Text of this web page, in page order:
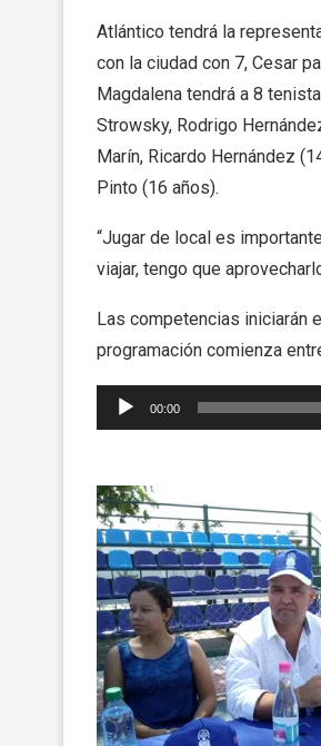
Atlántico tendrá la
con la ciudad con 7, Cesar
Magdalena tendrá a 8
Strowsky, Rodrigo
Marín, Ricardo Hernández
Pinto (16 años).
“Jugar de local es
viajar, tengo que
Las competencias iniciarán
programación comienza
Reproductor
de
00:00